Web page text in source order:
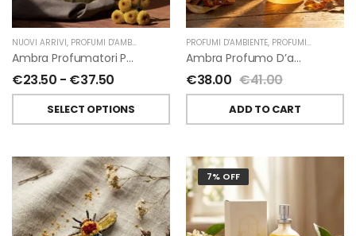
NUOVI ARRIVI, PROFUMI D'AMBIENTE PROFUMATORI A BASTONCINI ,CHIARA FIRENZE
Ambra Profumatori Per Ambiente A Bastoncini Di Chiara Firenze
€23.50 - €37.50
SELECT OPTIONS
PROFUMI D'AMBIENTE, PROFUMI D'AMBIENTE FIORIRA' UN GIARDINO
Ambra Profumo D’ambiente Di Fiorirà Un Giardino
€38.00 €41.00
ADD TO CART
7% OFF